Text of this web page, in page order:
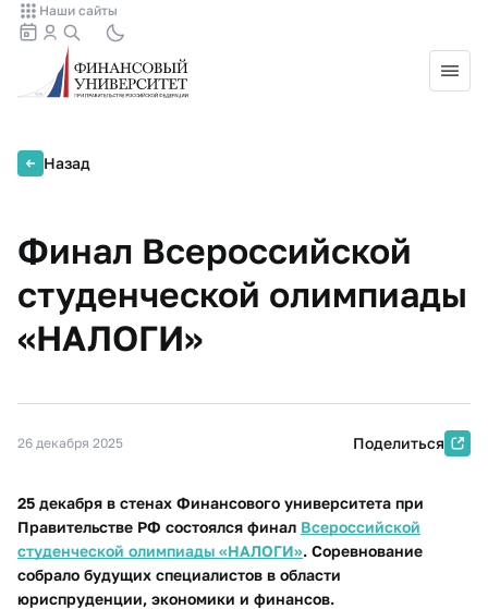
Наши сайты
Назад
Финал Всероссийской
студенческой олимпиады
«НАЛОГИ»
26 декабря 2025 Поделиться
25 декабря в стенах Финансового университета при
Правительстве РФ состоялся финал Всероссийской
студенческой олимпиады «НАЛОГИ». Соревнование
собрало будущих специалистов в области
юриспруденции, экономики и финансов.